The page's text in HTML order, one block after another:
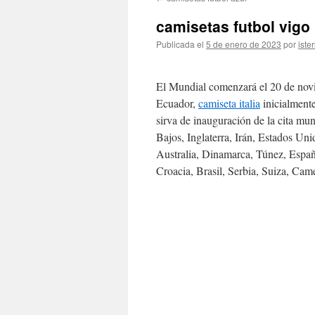
contenido
camisetas futbol vigo
Publicada el 5 de enero de 2023 por
El Mundial comenzará el 20 de
Ecuador, camiseta italia
sirva de inauguración de la cita
Bajos, Inglaterra, Irán, Estados
Australia, Dinamarca, Túnez,
Croacia, Brasil, Serbia, Suiza,